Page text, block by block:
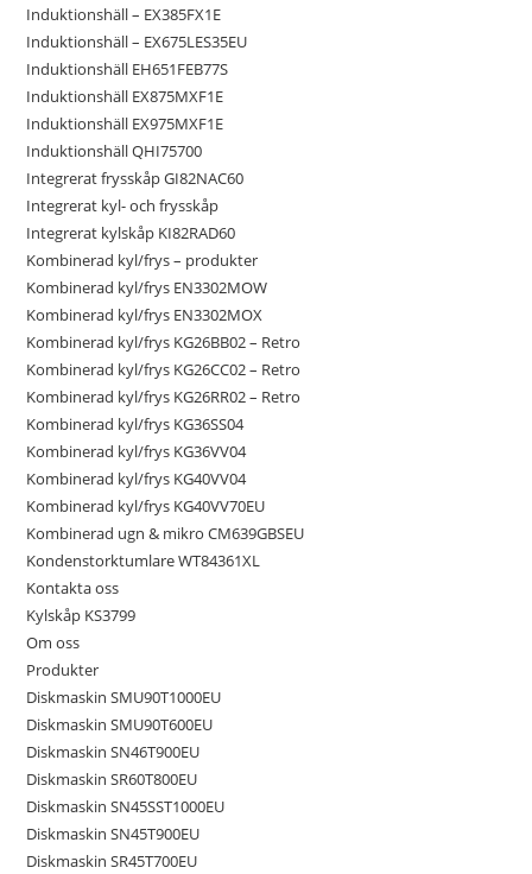
Induktionshäll – EX385FX1E
Induktionshäll – EX675LES35EU
Induktionshäll EH651FEB77S
Induktionshäll EX875MXF1E
Induktionshäll EX975MXF1E
Induktionshäll QHI75700
Integrerat frysskåp GI82NAC60
Integrerat kyl- och frysskåp
Integrerat kylskåp KI82RAD60
Kombinerad kyl/frys – produkter
Kombinerad kyl/frys EN3302MOW
Kombinerad kyl/frys EN3302MOX
Kombinerad kyl/frys KG26BB02 – Retro
Kombinerad kyl/frys KG26CC02 – Retro
Kombinerad kyl/frys KG26RR02 – Retro
Kombinerad kyl/frys KG36SS04
Kombinerad kyl/frys KG36VV04
Kombinerad kyl/frys KG40VV04
Kombinerad kyl/frys KG40VV70EU
Kombinerad ugn & mikro CM639GBSEU
Kondenstorktumlare WT84361XL
Kontakta oss
Kylskåp KS3799
Om oss
Produkter
Diskmaskin SMU90T1000EU
Diskmaskin SMU90T600EU
Diskmaskin SN46T900EU
Diskmaskin SR60T800EU
Diskmaskin SN45SST1000EU
Diskmaskin SN45T900EU
Diskmaskin SR45T700EU